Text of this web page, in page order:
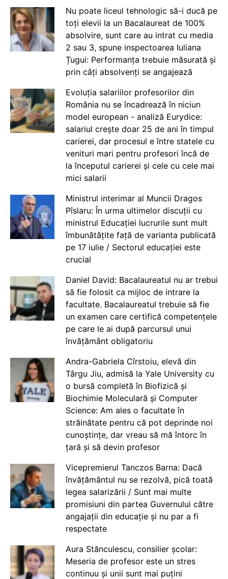
Nu poate liceul tehnologic să-i ducă pe
toți elevii la un Bacalaureat de 100%
absolvire, sunt care au intrat cu media
2 sau 3, spune inspectoarea Iuliana
Țugui: Performanța trebuie măsurată și
prin câți absolvenți se angajează
Evoluția salariilor profesorilor din
România nu se încadrează în niciun
model european - analiză Eurydice:
salariul crește doar 25 de ani în timpul
carierei, dar procesul e între statele cu
venituri mari pentru profesori încă de
la începutul carierei și cele cu cele mai
mici salarii
Ministrul interimar al Muncii Dragos
Pîslaru: În urma ultimelor discuții cu
ministrul Educației lucrurile sunt mult
îmbunătățite față de varianta publicată
pe 17 iulie / Sectorul educației este
crucial
Daniel David: Bacalaureatul nu ar trebui
să fie folosit ca mijloc de intrare la
facultate. Bacalaureatul trebuie să fie
un examen care certifică competențele
pe care le ai după parcursul unui
învățământ obligatoriu
Andra-Gabriela Cîrstoiu, elevă din
Târgu Jiu, admisă la Yale University cu
o bursă completă în Biofizică și
Biochimie Moleculară și Computer
Science: Am ales o facultate în
străinătate pentru că pot deprinde noi
cunoștințe, dar vreau să mă întorc în
țară și să devin profesor
Vicepremierul Tanczos Barna: Dacă
învățământul nu se rezolvă, pică toată
legea salarizării / Sunt mai multe
promisiuni din partea Guvernului către
angajații din educație și nu par a fi
respectate
Aura Stănculescu, consilier școlar:
Meseria de profesor este un stres
continuu și unii sunt mai puțini